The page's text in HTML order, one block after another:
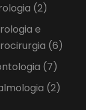
(2)
e
(6)
(7)
(2)